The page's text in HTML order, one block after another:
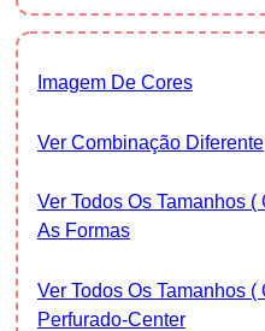
Imagem De Cores
Ver Combinação Diferente
Ver Todos Os Tamanhos ( Colorido ) 1.5-4mm Todas
As Formas
Ver Todos Os Tamanhos ( Colorido ) 1.5-4mm Pérolas
Perfurado-Center